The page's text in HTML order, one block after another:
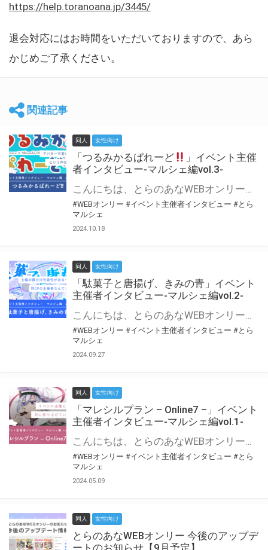
https://help.toranoana.jp/3445/
退会対応にはお時間をいただいておりますので、あら
かじめご了承ください。
関連記事
同人 女性向け
「つるみかるぱれーど
」イベント主催
者インタビュー-マルシェ編vol.3-
こんにちは、とらのあなWEBオンリー運営スタッフです。 新たにお届けする、イベント主催者インタビュー-マルシェ編-は、 とらのあなWEBオンリー「マルシェ」をご利用した主催様に 「マルシェ」を使って開催した感想や心がけをお聞きする企画です。 今回は、WEBオンリー初開催「つるみかるぱれーど
#WEBオンリー #イベント主催者インタビュー #とら
マルシェ
2024.10.18
同人 女性向け
「駄菓子と唐揚げ、きみの青」イベント
主催者インタビュー-マルシェ編vol.2-
こんにちは、とらのあなWEBオンリー運営スタッフです。 新たにお届けする、イベント主催者インタビュー-マルシェ編-は、 とらのあなWEBオンリー「マルシェ」をご利用の主催様に 「マルシェ」を使ってイベントを開催した感想や心がけをお聞きする企画です。 今回は、WEBオンリー初開催「駄菓子と唐揚げ、きみの青」より、 主催のぎこ六屋様にお話を伺いました。 協力：ぎこ六屋様／イベント公式Twitter（@krkgwks） とらのあなWEBオンリー「マルシェ」とは？ WEBオンリーでリアルタイムでコミュニケーションがとれるオンライン会場です。
#WEBオンリー #イベント主催者インタビュー #とら
マルシェ
2024.09.27
同人 女性向け
「マレシルプラン – Online7 –」イベント
主催者インタビュー-マルシェ編vol.1-
こんにちは、とらのあなWEBオンリー運営スタッフです。 新たにお届けする、イベント主催者インタビュー-マルシェ編-は、 とらのあなWEBオンリー「マルシェ」をご利用した主催様に 「マルシェ」を使って開催した感想や心がけをお聞きする企画です。 今回は、WEBオンリー開催7回目迎えた「マレシルプラン – Online7 –」より、 主催の玉川うた様にお話を伺いました。 ▼マレシルプランのインタビュー前回記事 「イベント主催者インタビュー vol.6」はこちら 協力：玉川うた様（マレシルプラン実行委員会 代表）／イベント公式Twitter（@mallesil_plan） とらのあなWEBオンリー「マルシェ」とは？ WEBオンリーでリアルタイムでコミュニケーションがとれるオンライン会場です。
#WEBオンリー #イベント主催者インタビュー #とら
マルシェ
2024.05.09
同人 女性向け
とらのあなWEBオンリー 今後のアップデ